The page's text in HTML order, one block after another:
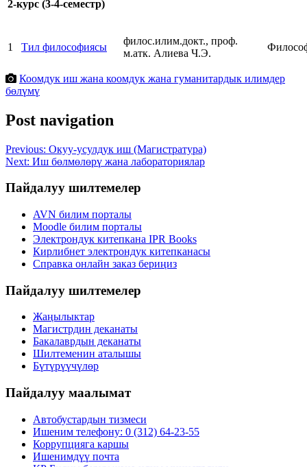
2-курс (3-4-семестр)
1 Тил философиясы
филос.илим.докт., проф.
м.атк. Алиева Ч.Э.
Коомдук иш жана коомдук жана гуманитардык илимдер
бөлүмү
Post navigation
Previous: Окуу-усулдук иш (Магистратура)
Next: Иш бөлмөлөрү жана лабораториялар
Пайдалуу шилтемелер
AVN билим порталы
Moodle билим порталы
Электрондук китепкана IPR Books
Кирлибнет электрондук китепканасы
Справка онлайн заказ бериңиз
Пайдалуу шилтемелер
Жаңылыктар
Магистрдин деканаты
Бакалаврдын деканаты
Шилтеменин аталышы
Бүтүрүүчүлөр
Пайдалуу маалымат
Автобустардын тизмеси
Ишеним телефону: 0 (312) 64-23-55
Коррупцияга каршы
Ишенимдүү почта